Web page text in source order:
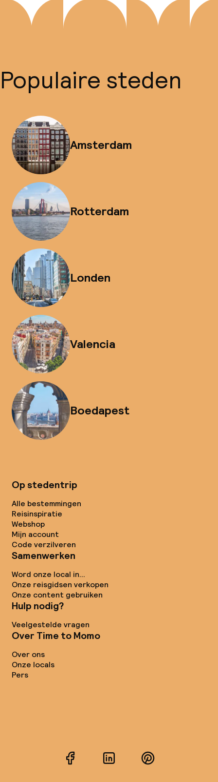
Populaire steden
Amsterdam
Rotterdam
Londen
Valencia
Boedapest
Op stedentrip
Alle bestemmingen
Reisinspiratie
Webshop
Mijn account
Code verzilveren
Samenwerken
Word onze local in...
Onze reisgidsen verkopen
Onze content gebruiken
Hulp nodig?
Veelgestelde vragen
Over Time to Momo
Over ons
Onze locals
Pers
FacebookLinkedInPinterest